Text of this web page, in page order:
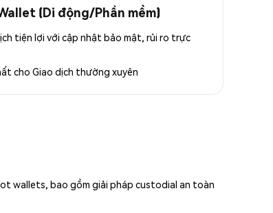
(Di động/Phần mềm)
tiện lợi với cập nhật bảo mật, rủi ro trực
cho Giao dịch thường xuyên
wallets, bao gồm giải pháp custodial an toàn